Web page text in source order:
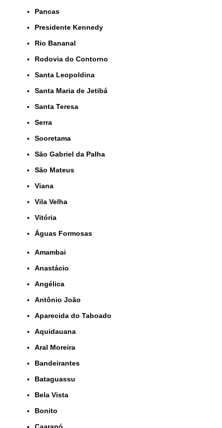
Pancas
Presidente Kennedy
Rio Bananal
Rodovia do Contorno
Santa Leopoldina
Santa Maria de Jetibá
Santa Teresa
Serra
Sooretama
São Gabriel da Palha
São Mateus
Viana
Vila Velha
Vitória
Águas Formosas
Amambai
Anastácio
Angélica
Antônio João
Aparecida do Taboado
Aquidauana
Aral Moreira
Bandeirantes
Bataguassu
Bela Vista
Bonito